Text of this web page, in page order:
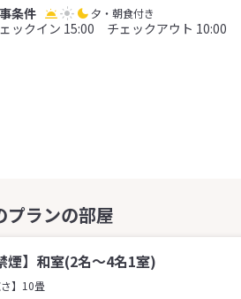
夕・朝食付き
ックイン 15:00 チェックアウト 10:00
煙】和室(2名～4名1室)
さ】10畳